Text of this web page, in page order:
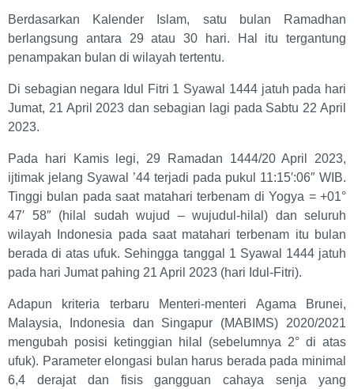
Berdasarkan Kalender Islam, satu bulan Ramadhan
berlangsung antara 29 atau 30 hari. Hal itu tergantung
penampakan bulan di wilayah tertentu.
Di sebagian negara Idul Fitri 1 Syawal 1444 jatuh pada hari
Jumat, 21 April 2023 dan sebagian lagi pada Sabtu 22 April
2023.
Pada hari Kamis legi, 29 Ramadan 1444/20 April 2023,
ijtimak jelang Syawal ’44 terjadi pada pukul 11:15′:06″ WIB.
Tinggi bulan pada saat matahari terbenam di Yogya = +01°
47′ 58″ (hilal sudah wujud – wujudul-hilal) dan seluruh
wilayah Indonesia pada saat matahari terbenam itu bulan
berada di atas ufuk. Sehingga tanggal 1 Syawal 1444 jatuh
pada hari Jumat pahing 21 April 2023 (hari Idul-Fitri).
Adapun kriteria terbaru Menteri-menteri Agama Brunei,
Malaysia, Indonesia dan Singapur (MABIMS) 2020/2021
mengubah posisi ketinggian hilal (sebelumnya 2° di atas
ufuk). Parameter elongasi bulan harus berada pada minimal
6,4 derajat dan fisis gangguan cahaya senja yang